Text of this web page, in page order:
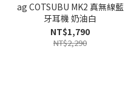
ag COTSUBU MK2 真無線藍
牙耳機 奶油白
NT$1,790
NT$2,290